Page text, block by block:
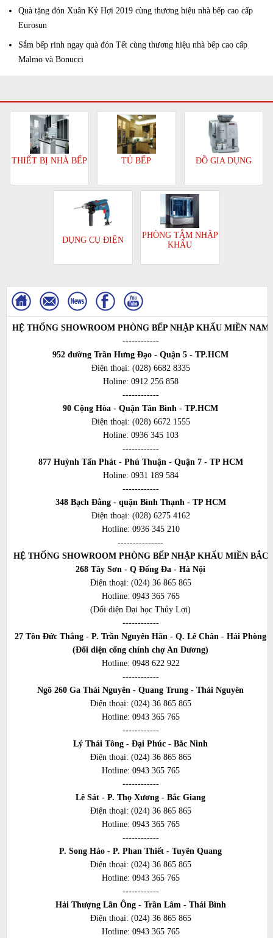
Quà tặng đón Xuân Kỷ Hợi 2019 cùng thương hiệu nhà bếp cao cấp
Eurosun
Sắm bếp rinh ngay quà đón Tết cùng thương hiệu nhà bếp cao cấp
Malmo và Bonucci
THIẾT BỊ NHÀ BẾP TỦ BẾP ĐỒ GIA DỤNG
DỤNG CỤ ĐIỆN
PHÒNG TẮM NHẬP
KHẨU
HỆ THỐNG SHOWROOM PHÒNG BẾP NHẬP KHẨU MIỀN NAM
------------
952 đường Trần Hưng Đạo - Quận 5 - TP.HCM
Điện thoại: (028) 6682 8335
Holine: 0912 256 858
------------
90 Cộng Hòa - Quận Tân Bình - TP.HCM
Điện thoại: (028) 6672 1555
Holine: 0936 345 103
------------
877 Huỳnh Tấn Phát - Phú Thuận - Quận 7 - TP HCM
Holine: 0931 189 584
------------
348 Bạch Đằng - quận Bình Thạnh - TP HCM
Điện thoại: (028) 6275 4162
Hotline: 0936 345 210
---------------
HỆ THỐNG SHOWROOM PHÒNG BẾP NHẬP KHẨU MIỀN BẮC
268 Tây Sơn - Q Đống Đa - Hà Nội
Điện thoại: (024) 36 865 865
Hotline: 0943 365 765
(Đối diện Đại học Thủy Lợi)
------------
27 Tôn Đức Thắng - P. Trần Nguyên Hãn - Q. Lê Chân - Hải Phòng
(Đối diện cổng chính chợ An Dương)
Hotline: 0948 622 922
------------
Ngõ 260 Ga Thái Nguyên - Quang Trung - Thái Nguyên
Điện thoại: (024) 36 865 865
Hotline: 0943 365 765
------------
Lý Thái Tông - Đại Phúc - Bắc Ninh
Điện thoại: (024) 36 865 865
Hotline: 0943 365 765
------------
Lê Sát - P. Thọ Xương - Bắc Giang
Điện thoại: (024) 36 865 865
Hotline: 0943 365 765
------------
P. Song Hào - P. Phan Thiết - Tuyên Quang
Điện thoại: (024) 36 865 865
Hotline: 0943 365 765
------------
Hải Thượng Lãn Ông - Trần Lâm - Thái Bình
Điện thoại: (024) 36 865 865
Hotline: 0943 365 765